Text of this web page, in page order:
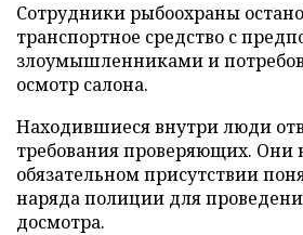
Сотрудники рыбоохраны
транспортное средство с
злоумышленниками и
осмотр салона.
Находившиеся внутри люди
требования проверяющих. Они
обязательном присутствии
наряда полиции для
досмотра.